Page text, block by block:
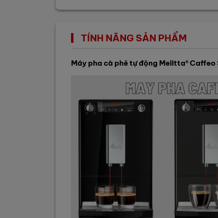
TÍNH NĂNG SẢN PHẨM
Máy pha cà phê tự động Melitta® Caffeo